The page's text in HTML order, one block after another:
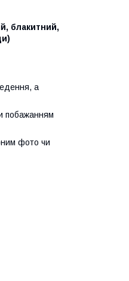
блакитний,
а
побажанням
фото чи